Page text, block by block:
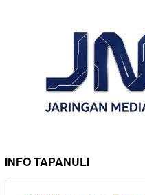
INFO TAPANULI